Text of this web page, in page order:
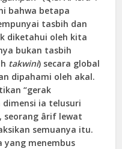
bahwa betapa
tasbih dan
diketahui oleh kita
bukan tasbih
takwini) secara global
dipahami oleh akal.
“gerak
dimensi ia telusuri
seorang ârif lewat
semuanya itu.
yang menembus